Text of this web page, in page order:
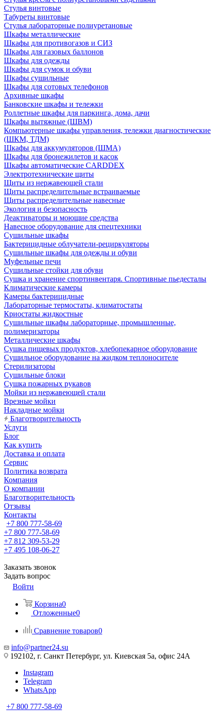
Стулья винтовые
Табуреты винтовые
Стулья лабораторные полиуретановые
Шкафы металлические
Шкафы для противогазов и СИЗ
Шкафы для газовых баллонов
Шкафы для одежды
Шкафы для сумок и обуви
Шкафы сушильные
Шкафы для сотовых телефонов
Архивные шкафы
Банковские шкафы и тележки
Роллетные шкафы для паркинга, дома, дачи
Шкафы вытяжные (ШВМ)
Компьютерные шкафы управления, тележки диагностические
(ШКМ, ТДМ)
Шкафы для аккумуляторов (ШМА)
Шкафы для бронежилетов и касок
Шкафы автоматические CARDDEX
Электротехнические щиты
Щиты из нержавеющей стали
Щиты распределительные встраиваемые
Щиты распределительные навесные
Экология и безопасность
Деактиваторы и моющие средства
Навесное оборудование для спецтехники
Сушильные шкафы
Бактерицидные облучатели-рециркуляторы
Сушильные шкафы для одежды и обуви
Муфельные печи
Сушильные стойки для обуви
Сушка и хранение спортинвентаря. Спортивные пьедесталы
Климатические камеры
Камеры бактерицидные
Лабораторные термостаты, климатостаты
Криостаты жидкостные
Сушильные шкафы лабораторные, промышленные,
полимеризаторы
Металлические шкафы
Сушка пищевых продуктов, хлебопекарное оборудование
Сушильное оборудование на жидком теплоносителе
Стерилизаторы
Сушильные блоки
Сушка пожарных рукавов
Мойки из нержавеющей стали
Врезные мойки
Накладные мойки
Благотворительность
Услуги
Блог
Как купить
Доставка и оплата
Сервис
Политика возврата
Компания
О компании
Благотворительность
Отзывы
Контакты
+7 800 777-58-69
+7 800 777-58-69
+7 812 309-53-29
+7 495 108-06-27
Заказать звонок
Задать вопрос
Войти
Корзина0
Отложенные0
Сравнение товаров0
info@partner24.su
192102, г. Санкт Петербург, ул. Киевская 5а, офис 24А
Instagram
Telegram
WhatsApp
+7 800 777-58-69